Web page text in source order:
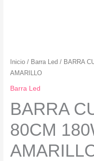
Inicio / Barra Led / BARRA
AMARILLO
Barra Led
BARRA
80CM